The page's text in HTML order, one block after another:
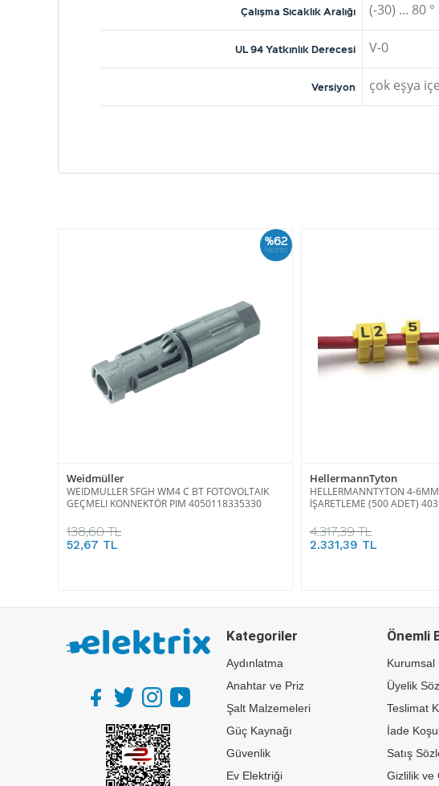
Çalışma Sıcaklık Aralığı (-30) ... 80 °
UL 94 Yatkınlık Derecesi V-0
Versiyon çok eşya
%62
İskonto
Weidmüller
WEIDMULLER SFGH WM4 C BT FOTOVOLTAIK
GEÇMELI KONNEKTÖR PIM 4050118335330
138,60 TL
52,67 TL
HellermannTyton
HELLERMANNTYTON 4-
İŞARETLEME (500 ADET)
4.317,39 TL
2.331,39 TL
Kategoriler
Aydınlatma
Anahtar ve Priz
Şalt Malzemeleri
Güç Kaynağı
Güvenlik
Ev Elektriği
Önemli
Kurumsal
Üyelik
Teslimat
İade
Satış
Gizlilik ve